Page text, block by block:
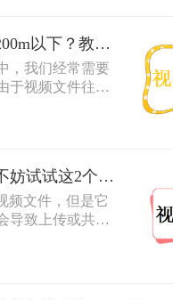
很高清的哦。如何将视频压缩200m以下？教你三种简单实用好方法！
，我们经常需要
于视频文件往往
输都可能成为问
题，我们可以通
您轻松将视频压如何视频压缩？不妨试试这2个视频压缩方法！
频文件，但是它
导致上传或共享
很想将视频进行
，这个时候就需